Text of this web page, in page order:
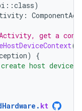
::class)
:
get a
(
)
{
host device
. kt